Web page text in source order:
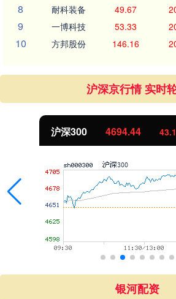
8 耐科装备 49.67
9 一博科技 53.33
10 方邦股份 146.16
沪深京行情 实时
沪深300 4694.44
银河配资